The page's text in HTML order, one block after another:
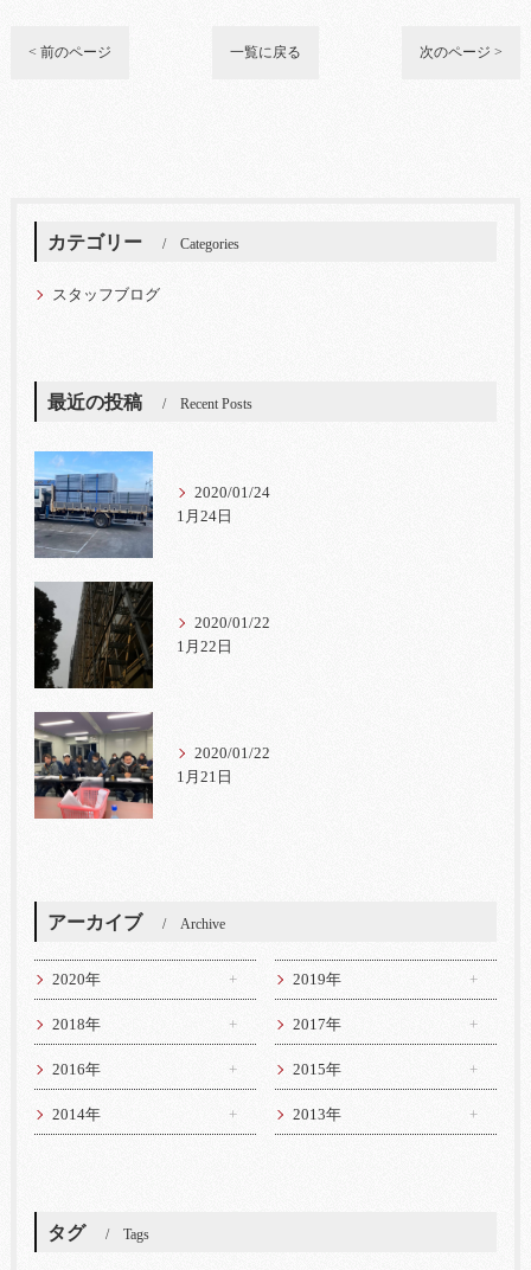
< 前のページ 一覧に戻る 次のページ >
カテゴリー Categories
スタッフブログ
最近の投稿 Recent Posts
2020/01/24
1月24日
2020/01/22
1月22日
2020/01/22
1月21日
アーカイブ Archive
2020年 2019年
2018年 2017年
2016年 2015年
2014年 2013年
タグ Tags